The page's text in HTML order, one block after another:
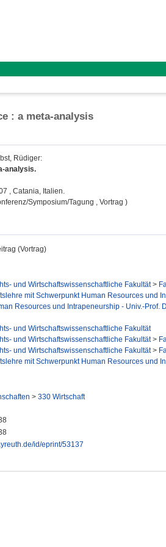
: a meta-analysis
Rüdiger:
analysis.
, Catania, Italien.
Symposium/Tagung , Vortrag )
(Vortrag)
und Wirtschaftswissenschaftliche Fakultät>
mit Schwerpunkt Human Resources und
Resources und Intrapeneurship - Univ.-Prof.
und Wirtschaftswissenschaftliche Fakultät
und Wirtschaftswissenschaftliche Fakultät>
und Wirtschaftswissenschaftliche Fakultät>
mit Schwerpunkt Human Resources und
> 330 Wirtschaft
id/eprint/53137